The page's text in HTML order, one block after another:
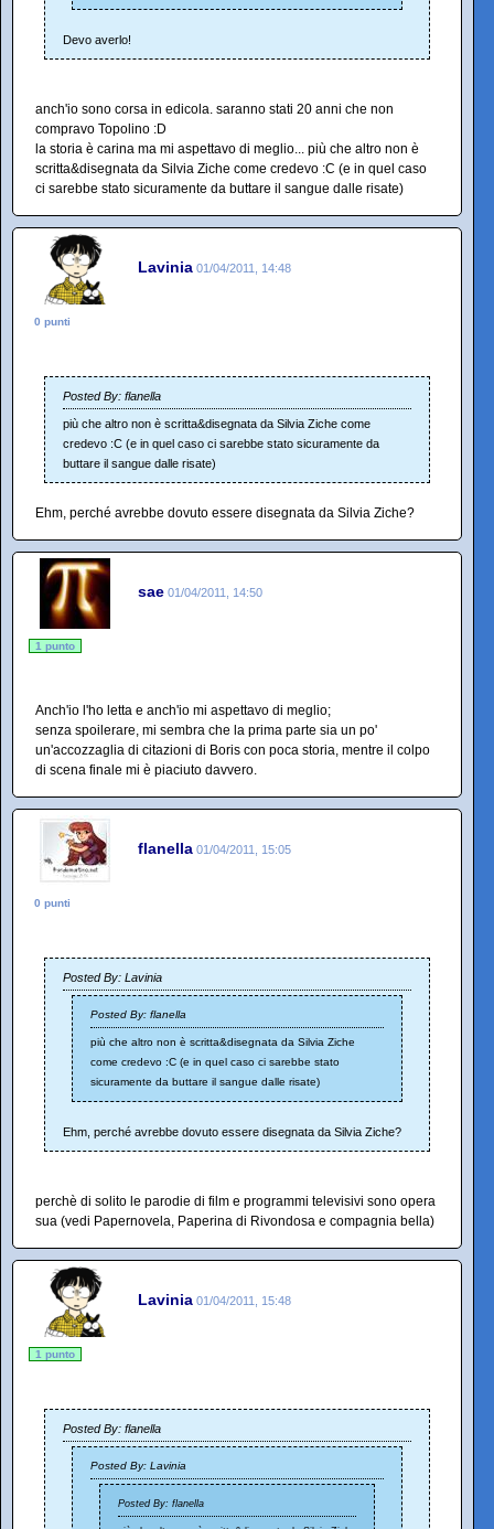
Devo averlo!
anch'io sono corsa in edicola. saranno stati 20 anni che non
compravo Topolino :D
la storia è carina ma mi aspettavo di meglio... più che altro non è
scritta&disegnata da Silvia Ziche come credevo :C (e in quel caso
ci sarebbe stato sicuramente da buttare il sangue dalle risate)
Lavinia 01/04/2011, 14:48
0 punti
Posted By: flanella
più che altro non è scritta&disegnata da Silvia Ziche come
credevo :C (e in quel caso ci sarebbe stato sicuramente da
buttare il sangue dalle risate)
Ehm, perché avrebbe dovuto essere disegnata da Silvia Ziche?
sae 01/04/2011, 14:50
1 punto
Anch'io l'ho letta e anch'io mi aspettavo di meglio;
senza spoilerare, mi sembra che la prima parte sia un po'
un'accozzaglia di citazioni di Boris con poca storia, mentre il colpo
di scena finale mi è piaciuto davvero.
flanella 01/04/2011, 15:05
0 punti
Posted By: Lavinia
Posted By: flanella
più che altro non è scritta&disegnata da Silvia Ziche
come credevo :C (e in quel caso ci sarebbe stato
sicuramente da buttare il sangue dalle risate)
Ehm, perché avrebbe dovuto essere disegnata da Silvia Ziche?
perchè di solito le parodie di film e programmi televisivi sono opera
sua (vedi Papernovela, Paperina di Rivondosa e compagnia bella)
Lavinia 01/04/2011, 15:48
1 punto
Posted By: flanella
Posted By: Lavinia
Posted By: flanella